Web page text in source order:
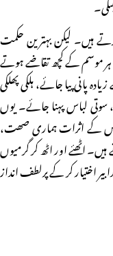
ہیں۔ لیکن بہترین حکمت
موسم کے کچھ تقاضے ہوتے
پانی پیا جائے، ہلکی پھلکی
سوتی لباس پہنا جائے۔ یوں
جس کے اثرات ہماری صھت،
اٹھئے اور اٹھ کر گرمیوں
اختیار کر کے پرلطف انداز